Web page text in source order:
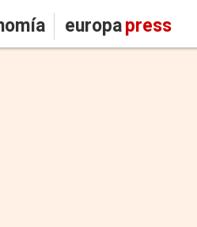
europapress